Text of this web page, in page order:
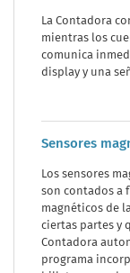
La Contadora
mientras los
comunica
display y una
Sensores
Los sensores
son contados a
magnéticos de
ciertas partes y
Contadora
programa